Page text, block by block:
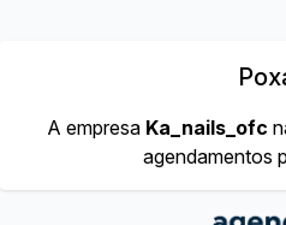
A empresa Ka_nails_ofc
agendamentos